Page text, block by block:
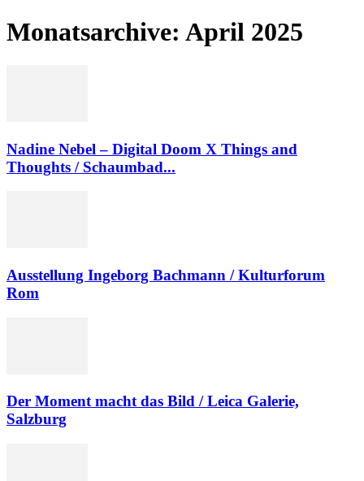
Monatsarchive: April 2025
Nadine Nebel – Digital Doom X Things and
Thoughts / Schaumbad...
Ausstellung Ingeborg Bachmann / Kulturforum
Rom
Der Moment macht das Bild / Leica Galerie,
Salzburg